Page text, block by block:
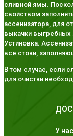
сливной ямы.
свойством
ассенизатора, для
выкачки выгребных
Устиновка.
все стоки,
В том случае, если
для очистки
У